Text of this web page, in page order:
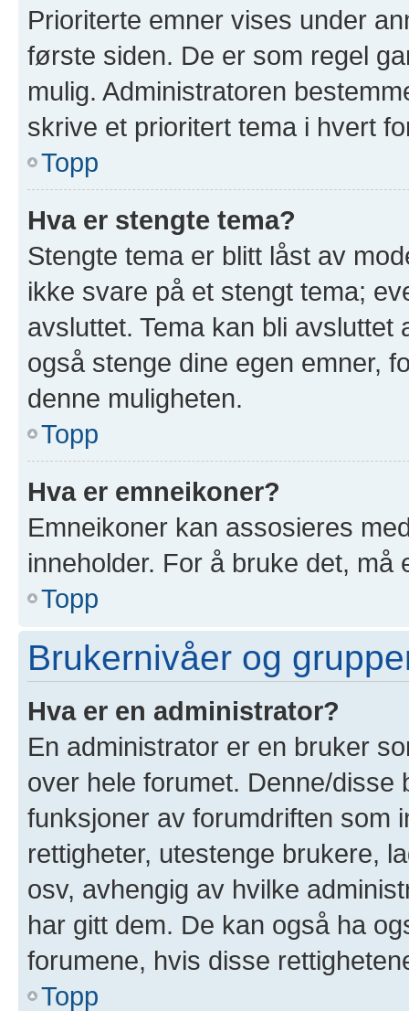
Prioriterte emner vises under
første siden. De er som regel
mulig. Administratoren
skrive et prioritert tema i hvert
Topp
Hva er stengte tema?
Stengte tema er blitt låst av
ikke svare på et stengt tema;
avsluttet. Tema kan bli
også stenge dine egen emner,
denne muligheten.
Topp
Hva er emneikoner?
Emneikoner kan assosieres
inneholder. For å bruke det, må
Topp
Brukernivåer og
Hva er en administrator?
En administrator er en bruker
over hele forumet. Denne/
funksjoner av forumdriften som
rettigheter, utestenge brukere,
osv, avhengig av hvilke
har gitt dem. De kan også ha
forumene, hvis disse
Topp